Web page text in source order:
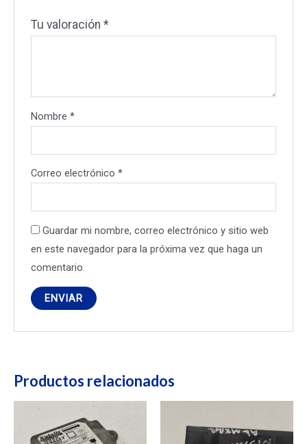
Tu valoración*
Nombre*
Correo electrónico*
Guardar mi nombre, correo electrónico y sitio web
en este navegador para la próxima vez que haga un
comentario.
Productos relacionados